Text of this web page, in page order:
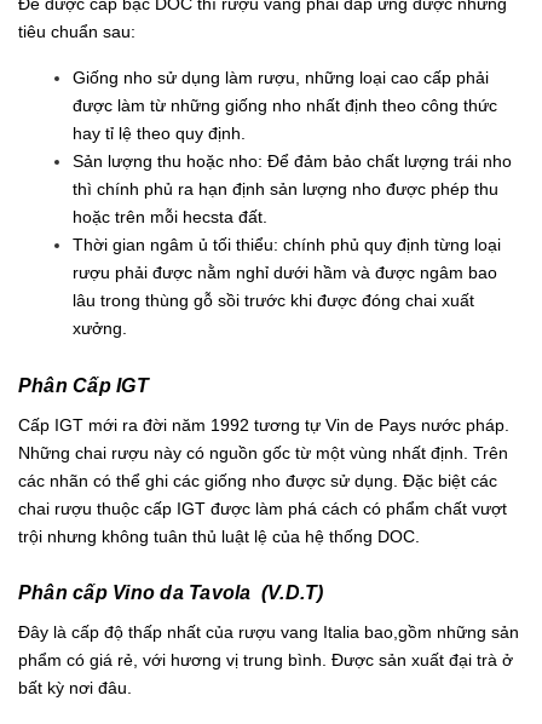
tiêu chuẩn sau:
Giống nho sử dụng làm rượu, những loại cao cấp phải
được làm từ những giống nho nhất định theo công thức
hay tỉ lệ theo quy định.
Sản lượng thu hoặc nho: Để đảm bảo chất lượng trái nho
thì chính phủ ra hạn định sản lượng nho được phép thu
hoặc trên mỗi hecsta đất.
Thời gian ngâm ủ tối thiểu: chính phủ quy định từng loại
rượu phải được nằm nghỉ dưới hầm và được ngâm bao
lâu trong thùng gỗ sồi trước khi được đóng chai xuất
xưởng.
Phân Cấp IGT
Cấp IGT mới ra đời năm 1992 tương tự Vin de Pays nước pháp.
Những chai rượu này có nguồn gốc từ một vùng nhất định. Trên
các nhãn có thể ghi các giống nho được sử dụng. Đặc biệt các
chai rượu thuộc cấp IGT được làm phá cách có phẩm chất vượt
trội nhưng không tuân thủ luật lệ của hệ thống DOC.
Phân cấp Vino da Tavola (V.D.T)
Đây là cấp độ thấp nhất của rượu vang Italia bao,gồm những sản
phẩm có giá rẻ, với hương vị trung bình. Được sản xuất đại trà ở
bất kỳ nơi đâu.